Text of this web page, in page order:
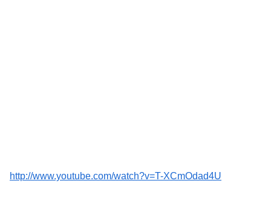
http://www.youtube.com/watch?v=T-XCmOdad4U